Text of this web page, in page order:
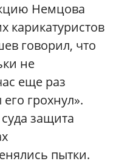
Немцова
карикатуристов
говорил, что
не
еще раз
грохнул».
защита
пытки.